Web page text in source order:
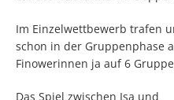
Im Einzelwettbewerb trafen
schon in der Gruppenphase
Finowerinnen ja auf 6
Das Spiel zwischen Isa und